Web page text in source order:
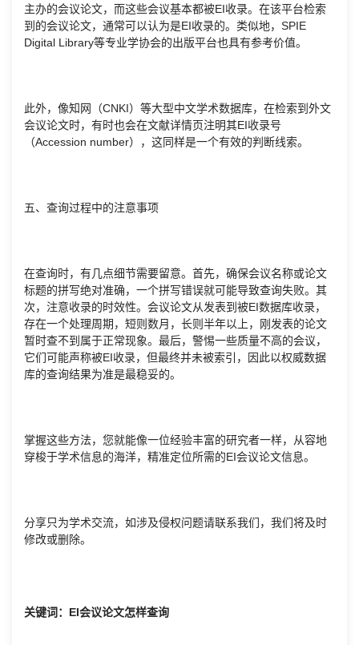
主办的会议论文，而这些会议基本都被EI收录。在该平台检索
到的会议论文，通常可以认为是EI收录的。类似地，SPIE
Digital Library等专业学协会的出版平台也具有参考价值。
此外，像知网（CNKI）等大型中文学术数据库，在检索到外文
会议论文时，有时也会在文献详情页注明其EI收录号
（Accession number），这同样是一个有效的判断线索。
五、查询过程中的注意事项
在查询时，有几点细节需要留意。首先，确保会议名称或论文
标题的拼写绝对准确，一个拼写错误就可能导致查询失败。其
次，注意收录的时效性。会议论文从发表到被EI数据库收录，
存在一个处理周期，短则数月，长则半年以上，刚发表的论文
暂时查不到属于正常现象。最后，警惕一些质量不高的会议，
它们可能声称被EI收录，但最终并未被索引，因此以权威数据
库的查询结果为准是最稳妥的。
掌握这些方法，您就能像一位经验丰富的研究者一样，从容地
穿梭于学术信息的海洋，精准定位所需的EI会议论文信息。
分享只为学术交流，如涉及侵权问题请联系我们，我们将及时
修改或删除。
关键词：EI会议论文怎样查询